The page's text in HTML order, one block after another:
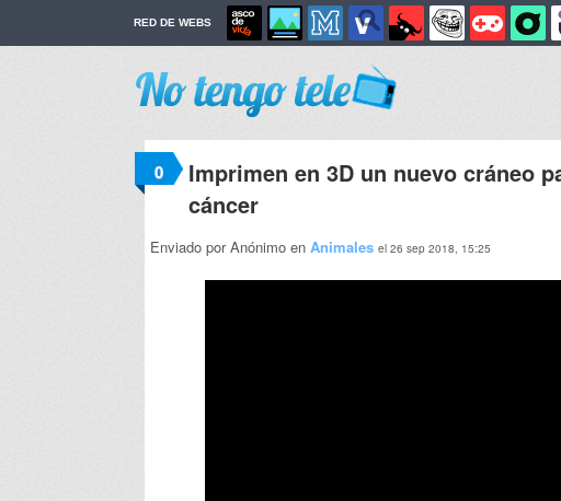
RED DE WEBS
0
Imprimen en 3D un nuevo cráneo
cáncer
Enviado por Anónimo en Animales el 26 sep 2018, 15:25